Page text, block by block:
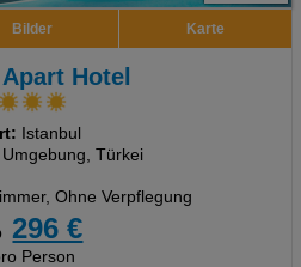
Bilder Karte
Hotel
Istanbul
Umgebung, Türkei
Ohne Verpflegung
296 €
Person